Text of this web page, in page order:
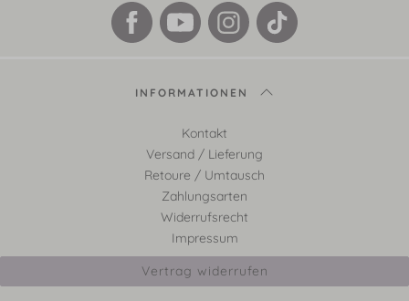
INFORMATIONEN
Kontakt
Versand / Lieferung
Retoure / Umtausch
Zahlungsarten
Widerrufsrecht
Impressum
Vertrag widerrufen